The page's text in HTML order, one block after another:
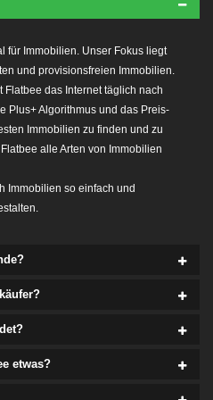
für Immobilien. Unser Fokus liegt
und provisionsfreien Immobilien.
das Internet täglich nach
Plus+ Algorithmus und das Preis-
Immobilien zu finden und zu
alle Arten von Immobilien
Immobilien so einfach und
etwas?